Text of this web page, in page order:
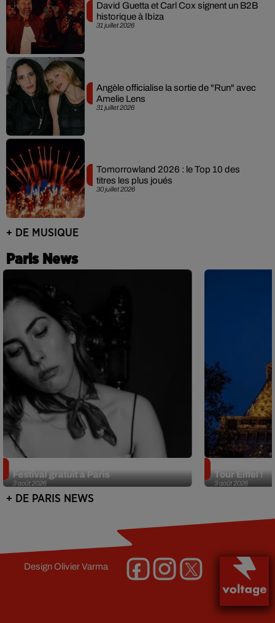
31 juillet 2026
David Guetta et Carl Cox signent un B2B
historique à Ibiza
31 juillet 2026
Angèle officialise la sortie de "Run" avec
Amelie Lens
30 juillet 2026
Tomorrowland 2026 : le Top 10 des
titres les plus joués
+ DE MUSIQUE
Paris News
3 août 2026
Festival gratuit à Paris
3 août 2026
Tour Eiffel !
+ DE PARIS NEWS
DesignOlivier Varma